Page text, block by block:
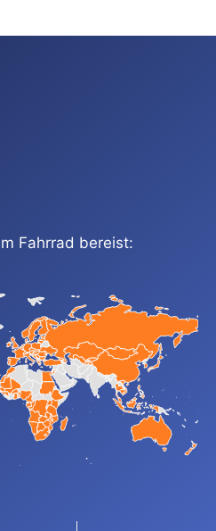
Fahrrad bereist: